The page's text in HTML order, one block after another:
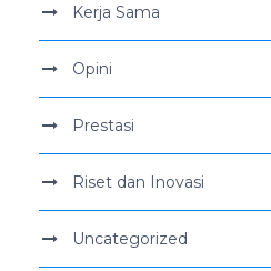
Kerja Sama
Opini
Prestasi
Riset dan Inovasi
Uncategorized